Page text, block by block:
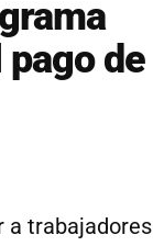
de
a trabajadores